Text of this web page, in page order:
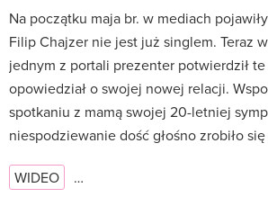
Na początku maja br. w mediach
Filip Chajzer nie jest już singlem. Teraz
jednym z portali prezenter potwierdził
opowiedział o swojej nowej relacji.
spotkaniu z mamą swojej 20-letniej
niespodziewanie dość głośno zrobiło
WIDEO …